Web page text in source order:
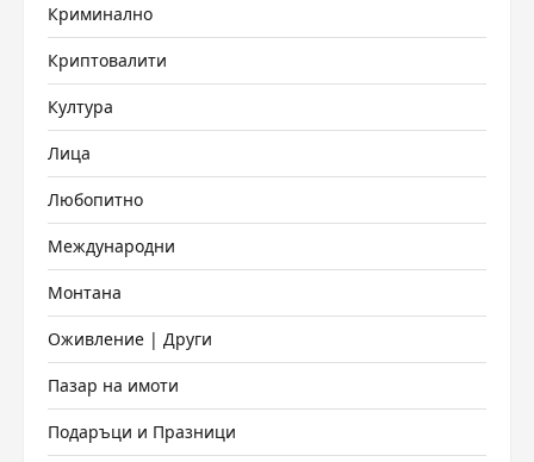
Криминално
Криптовалити
Култура
Лица
Любопитно
Международни
Монтана
Оживление | Други
Пазар на имоти
Подаръци и Празници